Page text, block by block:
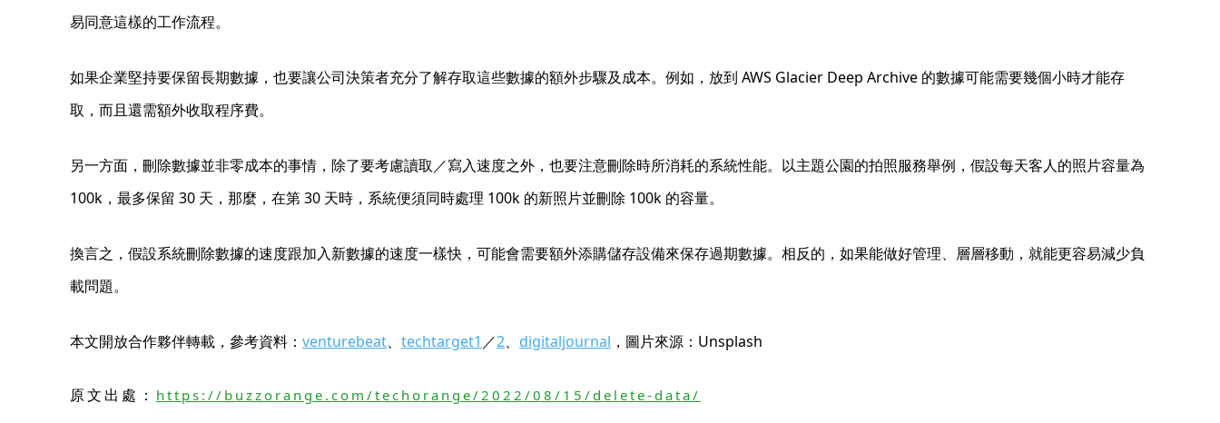
易同意這樣的工作流程。
如果企業堅持要保留長期數據，也要讓公司決策者充分了解存取這些數據的額外步驟及成本。例如，放到 AWS Glacier Deep Archive 的數據可能需要幾個小時才能存
取，而且還需額外收取程序費。
另一方面，刪除數據並非零成本的事情，除了要考慮讀取／寫入速度之外，也要注意刪除時所消耗的系統性能。以主題公園的拍照服務舉例，假設每天客人的照片容量為
100k，最多保留 30 天，那麼，在第 30 天時，系統便須同時處理 100k 的新照片並刪除 100k 的容量。
換言之，假設系統刪除數據的速度跟加入新數據的速度一樣快，可能會需要額外添購儲存設備來保存過期數據。相反的，如果能做好管理、層層移動，就能更容易減少負
載問題。
本文開放合作夥伴轉載，參考資料： venturebeat、 techtarget1 ／2、 digitaljournal ，圖片來源：Unsplash
原文出處： https://buzzorange.com/techorange/2022/08/15/delete-data/